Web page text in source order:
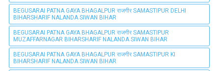
BEGUSARAI PATNA GAYA BHAGALPUR राजगीर SAMASTIPUR DELHI
BIHARSHARIF NALANDA SIWAN BIHAR
BEGUSARAI PATNA GAYA BHAGALPUR राजगीर SAMASTIPUR
MUZAFFARNAGAR BIHARSHARIF NALANDA SIWAN BIHAR
BEGUSARAI PATNA GAYA BHAGALPUR राजगीर SAMASTIPUR KI
BIHARSHARIF NALANDA SIWAN BIHAR